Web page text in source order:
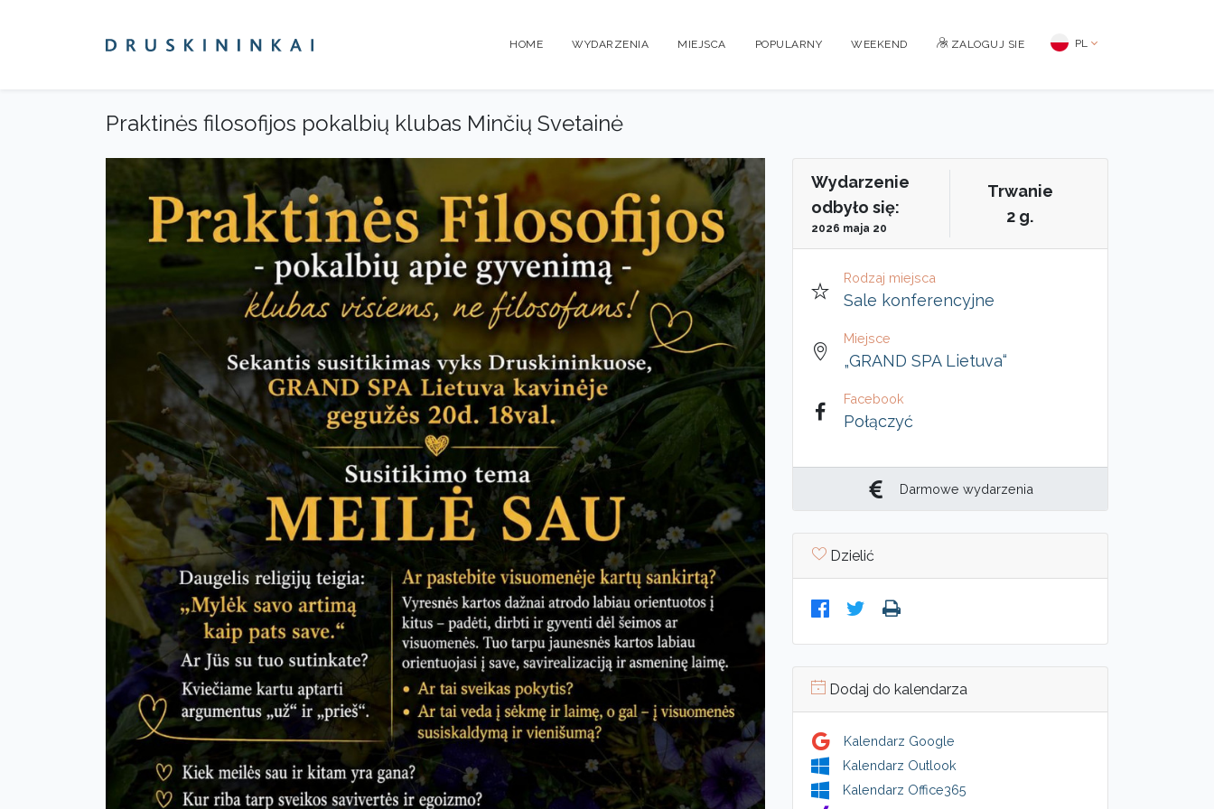
HOME WYDARZENIA MIEJSCA POPULARNY WEEKEND ZALOGUJ SIE PL
Praktinės filosofijos pokalbių klubas Minčių Svetainė
Wydarzenie
odbyło się:
2026 maja 20
Trwanie
2 g.
Rodzaj miejsca
Sale konferencyjne
Miejsce
„GRAND SPA Lietuva“
Facebook
Połączyć
Darmowe wydarzenia
Dzielić
Dodaj do kalendarza
Kalendarz Google
Kalendarz Outlook
Kalendarz Office365